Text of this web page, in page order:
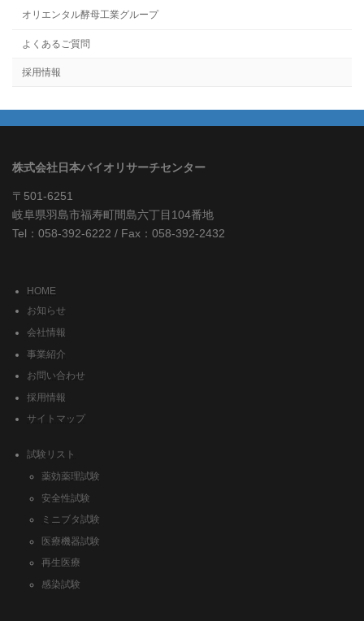
オリエンタル酵母工業グループ
よくあるご質問
採用情報
株式会社日本バイオリサーチセンター
〒501-6251
岐阜県羽島市福寿町間島六丁目104番地
Tel：058-392-6222 / Fax：058-392-2432
HOME
お知らせ
会社情報
事業紹介
お問い合わせ
採用情報
サイトマップ
試験リスト
薬効薬理試験
安全性試験
ミニブタ試験
医療機器試験
再生医療
感染試験